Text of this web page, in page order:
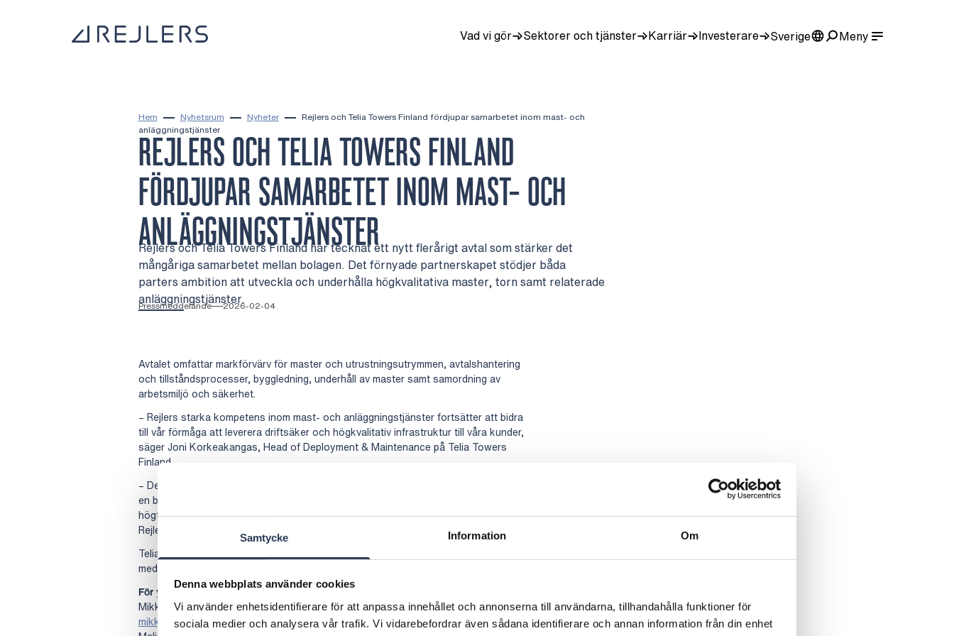
Samtycke Information Om
Denna webbplats använder cookies
Vi använder enhetsidentifierare för att anpassa innehållet och annonserna till användarna, tillhandahålla funktioner för
sociala medier och analysera vår trafik. Vi vidarebefordrar även sådana identifierare och annan information från din enhet
Vad vi gör Sektorer och tjänster Karriär Investerare Sverige Meny
Hem Nyhetsrum Nyheter
Rejlers och Telia Towers Finland fördjupar samarbetet inom mast- och
anläggningstjänster
REJLERS OCH TELIA TOWERS FINLAND
FÖRDJUPAR SAMARBETET INOM MAST- OCH
ANLÄGGNINGSTJÄNSTER
Rejlers och Telia Towers Finland har tecknat ett nytt flerårigt avtal som stärker det
mångåriga samarbetet mellan bolagen. Det förnyade partnerskapet stödjer båda
parters ambition att utveckla och underhålla högkvalitativa master, torn samt relaterade
anläggningstjänster.
Pressmeddelande 2026-02-04
Avtalet omfattar markförvärv för master och utrustningsutrymmen, avtalshantering
och tillståndsprocesser, byggledning, underhåll av master samt samordning av
arbetsmiljö och säkerhet.
– Rejlers starka kompetens inom mast- och anläggningstjänster fortsätter att bidra
till vår förmåga att leverera driftsäker och högkvalitativ infrastruktur till våra kunder,
säger Joni Korkeakangas, Head of Deployment & Maintenance på Telia Towers
Finland.
– Det fortsatta samarbetet med Telia Towers stärker ytterligare Rejlers position som
en betrodd expert inom telenät i Finland. Vi värdesätter deras fortsatta förtroende
högt, säger Lasse Vesanen, affärsområdeschef för Telekom och telekomtjänster på
Rejlers.
Telia Towers är den ledande leverantören av mast och utrustningsutrymme i Norden,
med ansvar för byggnation och underhåll av master, torn och relaterad infrastruktur.
För ytterligare information kontakta:
Mikko Vaahersalo, landschef, Rejlers Finland, + 358 44 425 3143,
mikko.vaahersalo@rejlers.fi